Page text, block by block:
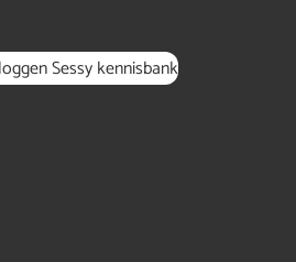
Sessy kennisbank